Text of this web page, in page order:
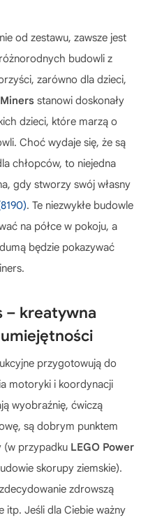
od zestawu, zawsze jest
budowli z
zarówno dla dzieci,
stanowi doskonały
dzieci, które marzą o
Choć wydaje się, że są
chłopców, to niejedna
gdy stworzy swój własny
. Te niezwykłe budowle
na półce w pokoju, a
będzie pokazywać
.
– kreatywna
przygotowują do
motoryki i koordynacji
wyobraźnię, ćwiczą
są dobrym punktem
(w przypadku LEGO Power
skorupy ziemskie).
zdrowszą
itp. Jeśli dla Ciebie ważny